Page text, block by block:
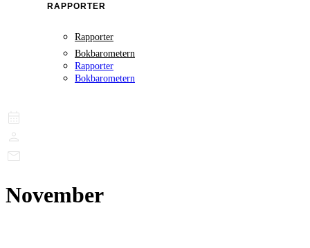
RAPPORTER
Rapporter
Bokbarometern
Rapporter
Bokbarometern
November